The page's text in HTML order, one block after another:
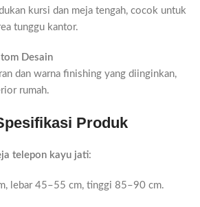
kursi dan meja tengah, cocok untuk
tunggu kantor.
Desain
dan warna finishing yang diinginkan,
rumah.
Produk
telepon kayu jati:
lebar 45–55 cm, tinggi 85–90 cm.